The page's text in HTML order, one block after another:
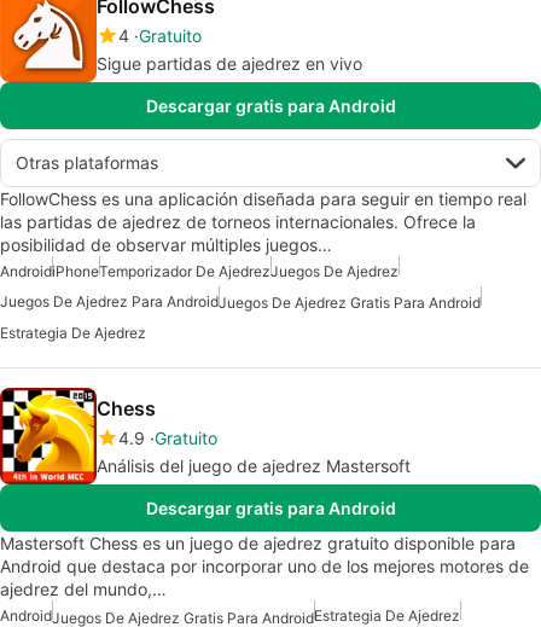
FollowChess
4 Gratuito
Sigue partidas de ajedrez en vivo
Descargar gratis para Android
Otras plataformas
FollowChess es una aplicación diseñada para seguir en tiempo real
las partidas de ajedrez de torneos internacionales. Ofrece la
posibilidad de observar múltiples juegos…
AndroidiPhoneTemporizador De AjedrezJuegos De Ajedrez
Juegos De Ajedrez Para AndroidJuegos De Ajedrez Gratis Para Android
Estrategia De Ajedrez
Chess
4.9 Gratuito
Análisis del juego de ajedrez Mastersoft
Descargar gratis para Android
Mastersoft Chess es un juego de ajedrez gratuito disponible para
Android que destaca por incorporar uno de los mejores motores de
ajedrez del mundo,…
AndroidJuegos De Ajedrez Gratis Para AndroidEstrategia De Ajedrez